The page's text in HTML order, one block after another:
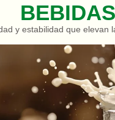
BEBIDAS
y estabilidad que elevan